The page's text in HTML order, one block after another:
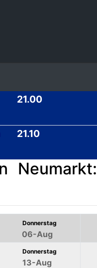
21.00
21.10
Donnerstag
06-Aug
Donnerstag
13-Aug